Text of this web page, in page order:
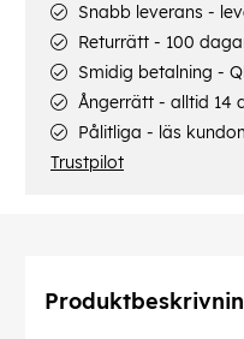
Snabb leverans -
Returrätt - 100
Smidig betalning -
Ångerrätt - alltid 14
Pålitliga - läs
Trustpilot